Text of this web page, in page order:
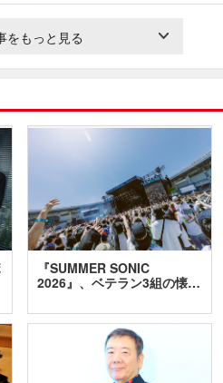
をもっと見る
『SUMMER SONIC
2026』、ベテラン3組の懐…